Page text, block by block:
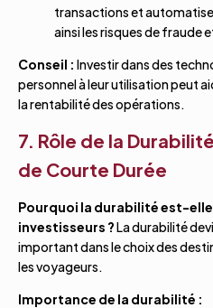
transactions et
ainsi les risques de fraude
Conseil : Investir dans des
personnel à leur utilisation peut
la rentabilité des opérations.
7. Rôle de la
de Courte Durée
Pourquoi la durabilité est-
investisseurs ?La durabilité
important dans le choix des
les voyageurs.
Importance de la durabilité :